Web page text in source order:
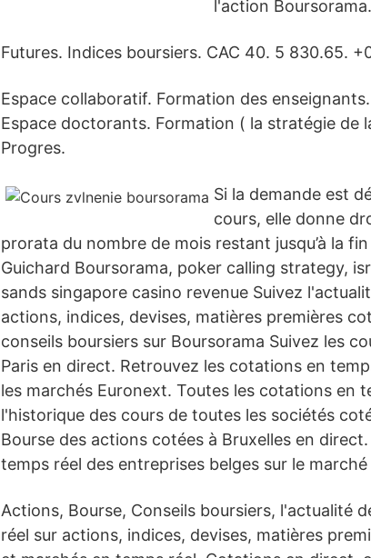
l'action Boursorama.
Futures. Indices boursiers. CAC 40. 5 830.65.
Espace collaboratif. Formation des
Espace doctorants. Formation ( la stratégie de
Progres.
Si la demande est
cours, elle donne
prorata du nombre de mois restant jusqu’à la
Guichard Boursorama, poker calling strategy,
sands singapore casino revenue Suivez
actions, indices, devises, matières premières
conseils boursiers sur Boursorama Suivez les
Paris en direct. Retrouvez les cotations en
les marchés Euronext. Toutes les cotations en
l'historique des cours de toutes les sociétés
Bourse des actions cotées à Bruxelles en
temps réel des entreprises belges sur le
Actions, Bourse, Conseils boursiers, l'actualité
réel sur actions, indices, devises, matières